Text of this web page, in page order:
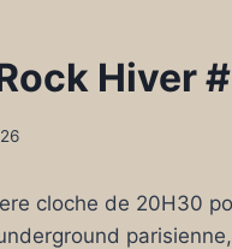
Hiver
cloche de 20H30